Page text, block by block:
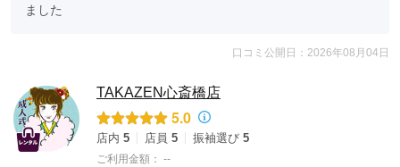
ました
口コミ公開日：2026年08月04日
TAKAZEN心斎橋店
5.0
店内 5 店員 5 振袖選び 5
ご利用金額： --